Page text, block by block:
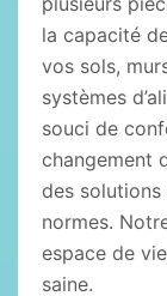
la capacité
vos sols,
systèmes
souci de
changement
des
normes.
espace de
saine.